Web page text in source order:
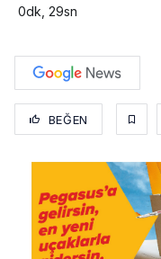
0dk, 29sn
BEĞEN